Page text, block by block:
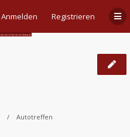
Anmelden Registrieren
Autotreffen